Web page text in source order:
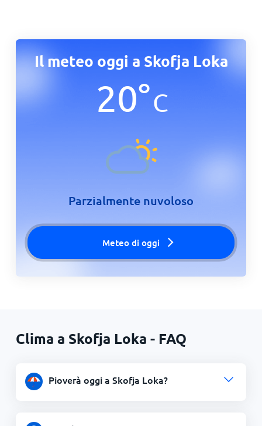
Il meteo oggi a Skofja Loka
20°C
Parzialmente nuvoloso
Meteo di oggi
Clima a Skofja Loka - FAQ
Pioverà oggi a Skofja Loka?